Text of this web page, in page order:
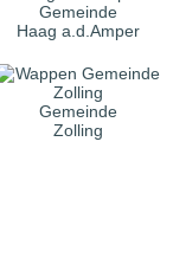
Gemeinde
Haag a.d.Amper
Gemeinde
Zolling